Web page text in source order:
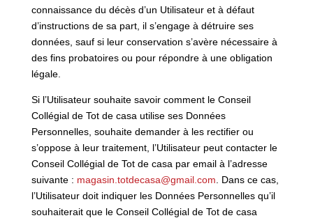
connaissance du décès d’un Utilisateur et à défaut
d’instructions de sa part, il s’engage à détruire ses
données, sauf si leur conservation s’avère nécessaire à
des fins probatoires ou pour répondre à une obligation
légale.
Si l’Utilisateur souhaite savoir comment le Conseil
Collégial de Tot de casa utilise ses Données
Personnelles, souhaite demander à les rectifier ou
s’oppose à leur traitement, l’Utilisateur peut contacter le
Conseil Collégial de Tot de casa par email à l’adresse
suivante : magasin.totdecasa@gmail.com . Dans ce cas,
l’Utilisateur doit indiquer les Données Personnelles qu’il
souhaiterait que le Conseil Collégial de Tot de casa